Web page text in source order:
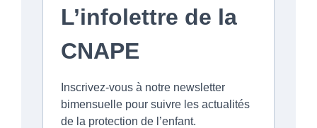
L’infolettre de la
CNAPE
Inscrivez-vous à notre newsletter
bimensuelle pour suivre les actualités
de la protection de l’enfant.